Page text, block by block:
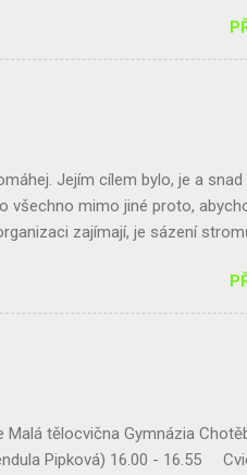
stromků pro obnovu naší
kolo v Jihlavě – mladší a
Držte palce! ...
Jejím cílem bylo, je a snad
všechno mimo jiné proto,
zajímají, je sázení
a velmi důležitými partnery
bychom tuto akci nemohli
Chotěboř a školní skupiny AI.
tělocvična Gymnázia
Pipková) 16.00 - 16.55